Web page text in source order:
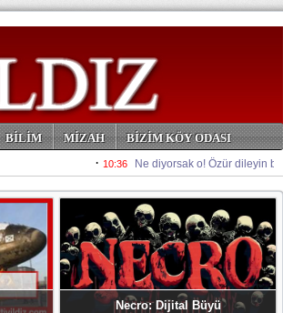
BİLİM MİZAH
BİZİM KÖY ODASI
Necro: Dijital Büyü